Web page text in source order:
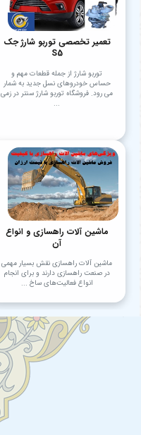
تعمیر تخصصی توربو شارژ جک
S5
توربو شارژ از جمله قطعات مهم و
حساس خودروهای نسل جدید به شمار
می رود. فروشگاه توربو شارژ سنتر در زمی
...
ماشین آلات راهسازی و انواع
آن
ماشین ‌آلات راهسازی نقش بسیار مهمی
در صنعت راهسازی دارند و برای انجام
انواع فعالیت‌های ساخ ...